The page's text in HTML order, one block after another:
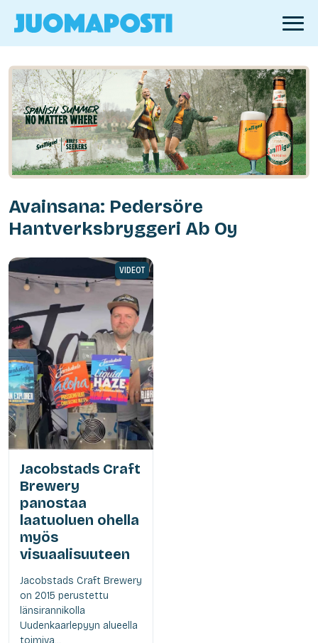
Avainsana: Pedersöre
Hantverksbryggeri Ab Oy
VIDEOT
Jacobstads Craft
Brewery
panostaa
laatuoluen ohella
myös
visuaalisuuteen
Jacobstads Craft Brewery
on 2015 perustettu
länsirannikolla
Uudenkaarlepyyn alueella
toimiva...